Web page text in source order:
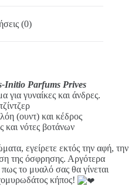
(0)
Initio Parfums Prives
για γυναίκες και άνδρες.
(ουντ) και κέδρος
και νότες βοτάνων
εγείρετε εκτός την αφή, την
της όσφρησης. Αργότερα
πως το μυαλό σας θα γίνεται
κήπος!